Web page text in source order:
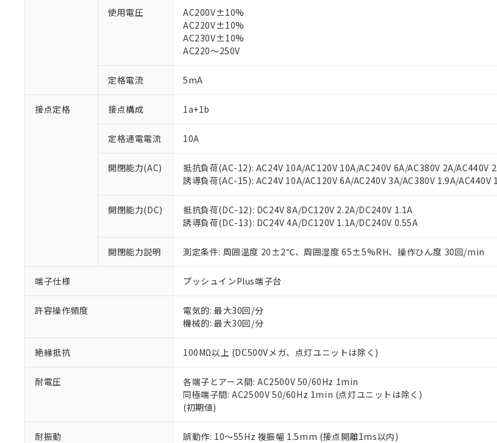
使用電圧
AC200V±10%
AC220V±10%
AC230V±10%
AC220～250V
定格電流 5mA
接点定格 接点構成 1a+1b
定格通電電流 10A
開閉能力(AC)
抵抗負荷(AC-12): AC24V 10A/AC120V 10A/AC240V 6A/AC380V 2A/AC440V
誘導負荷(AC-15): AC24V 10A/AC120V 6A/AC240V 3A/AC380V 1.9A/AC440V
開閉能力(DC)
抵抗負荷(DC-12): DC24V 8A/DC120V 2.2A/DC240V 1.1A
誘導負荷(DC-13): DC24V 4A/DC120V 1.1A/DC240V 0.55A
開閉能力説明 測定条件: 周囲温度 20±2℃、周囲湿度 65±5%RH、操作ひん度 30回/min
端子仕様 プッシュインPlus端子台
許容操作頻度
電気的: 最大30回/分
機械的: 最大30回/分
絶縁抵抗 100MΩ以上 (DC500Vメガ、点灯ユニットは除く)
耐電圧
各端子とアース間: AC2500V 50/60Hz 1min
同極端子間: AC2500V 50/60Hz 1min (点灯ユニットは除く)
(初期値)
耐振動 誤動作: 10～55Hz 複振幅 1.5mm (接点開離1ms以内)
ご利用条件
以下の条件をお読みいただき、同意のうえご利用ください。
当社制御機器事業取扱商品の中には、本サービスの対象外となる商品
在庫状況および標準価格照会結果は、記載している更新日時点での社
のであり、閲覧された時点での実際の在庫および標準価格とは異なる
い。
正式な納期状況および標準価格はお客様のお取引先、またはお客様担
当社販売員にご相談ください。
オムロン制御機器販売店や当社販売拠点は「販売ネットワーク
」を
在庫状況および標準価格結果を当社の事前の承諾なく第三者に漏洩ま
す。
マイパーツ機能（部品リスト作成サービス）をご利用いただくには
ている必要があります。
が、当社の製品・サービスに関するお客様との取引・商談に必要な範
さい。
※当社の共同利用者とは、"個人情報の共同利用に関して"
の「1.共
いる法人を指します。
※1 対応状況
対応済み：EU RoHS指令（10物質）の非含有に対応した製品が提供可能
対応予定：EU RoHS指令（10物質）の非含有に対応した製品に切り替える
非該当品：ライセンス料など無形物で、有害物質有無と関係のない商品です
仕入先様の事情により、非含有部品としていたものが、含有品と判明した
があります。
*EU RoHS指令（10物質）：
鉛(Pb) 1000ppm以下、 水銀(Hg) 1000ppm以下、 カドミウム(Cd) 100ppm以下、
六価クロム(Cr(Ⅵ)) 1000ppm以下、ポリ臭化ビフェニル類(PBB) 1000ppm以下、ポリ臭化ジフ
フタル酸ビス(2-エチルヘキシル) (DEHP)(別名：DOP) 1000ppm以下、フタル酸ブチルベンジル
ル（DBP） 1000ppm以下、フタル酸ジイソブチル (DIBP) 1000ppm以下
但し、RoHS指令で産業用監視および制御機器に対する適用除外項目は除く。
※2 対応予定月
部品在庫の切り替え状況などにより、予定月が前後することがあります。
※3 非含有証明書ダウンロード
下記の非含有証明書をダウンロードすることができます。
EU RoHS指令（10物質）の非含有証明書
51物質の非含有証明書（当社基準）
※本証明書は発行日時点で非含有を証明するもので、過去に遡って非含有
また、RoHS指令のフタル酸エステル類４物質の対応では、対応完了まで
混在することから備考欄に対応日を記載しておりました。
既に当社にて対応品への在庫切替を完了していることから、特段のこと
り割愛しております。
※1 中国RoHS○×表
「－」：未確認です。当社販売部門へお問い合わせください。
*中国RoHS10物質の基準値 (GB/T26572)：
Pb(鉛) :1000ppm、 Hg(水銀) : 1000ppm、 Cd(カドミウム) : 100ppm、
Cr(Ⅵ)(六価クロム) : 1000ppm、 PBBs(ポリ臭化ビフェニル類) : 1000ppm、 PBDEs(ポリ臭化ジ
DBP(フタル酸ジブチル) : 1000ppm、 DIBP(フタル酸ジイソブチル) : 1000ppm、 BBP(フタル酸
DEHP(フタル酸ビス(2-エチルヘキシル)) : 1000ppm
※2 環境保護使用期限
「ｅ」：有害物質（10物質）のすべてが基準値以下であることを示します
「10」：通常の使用状況下において有害物質が外部に漏えいし、環境に深
味します。
「－」：未確認です。当社販売部門へお問い合わせください。
などの必要な手続きをとります。
当社は規制貨物を破棄する場合は、完全に破砕するなど、違法に輸出
ます。
置等に一切使用いたしません。
当社は、貴社製品を第三者に販売する場合は、上記1、2および3の内
また当社は、販売先および販売に係わる関係者が違法に輸出するおそ
たしません。
記
号
説明
○ 一定数以上の在庫あり
△ 一定数には満たないが在庫あり
－
在庫なし(最新の在庫状況については、お客様のお取引先、また
機器販売店・当社販売員にご確認ください)
空
白
受注生産機種、また在庫状況の情報を公開していない機種